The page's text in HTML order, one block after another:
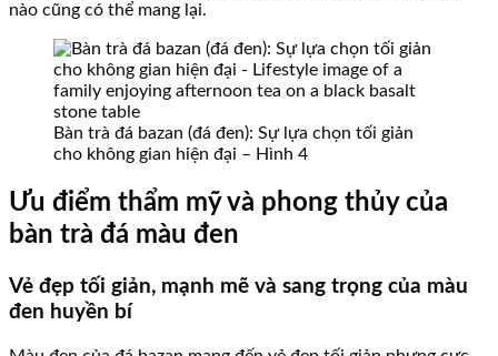
nào cũng có thể mang lại.
Bàn trà đá bazan (đá đen): Sự lựa chọn tối giản
cho không gian hiện đại – Hình 4
Ưu điểm thẩm mỹ và phong thủy của
bàn trà đá màu đen
Vẻ đẹp tối giản, mạnh mẽ và sang trọng của màu
đen huyền bí